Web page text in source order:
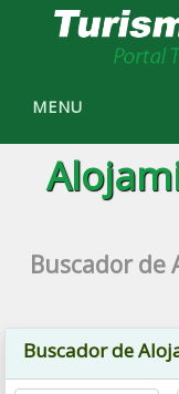
MENU
Buscador de
Buscador de